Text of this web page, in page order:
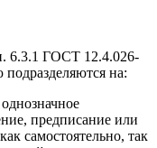
6.3.1 ГОСТ 12.4.026-
на:
предписание или
самостоятельно, так